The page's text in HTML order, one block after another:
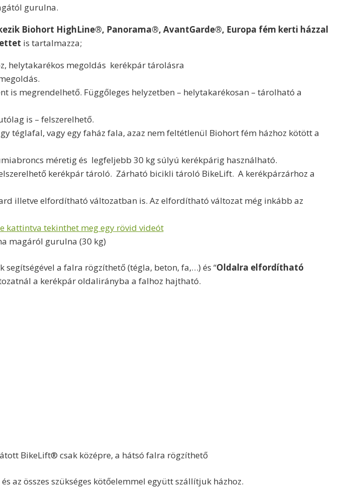
gurulna.
Biohort HighLine®, Panorama®, AvantGarde®, Europa fém kerti házzal
is tartalmazza;
helytakarékos megoldás kerékpár tárolásra
is megrendelhető. Függőleges helyzetben – helytakarékosan – tárolható a
is – felszerelhető.
téglafal, vagy egy faház fala, azaz nem feltétlenül Biohort fém házhoz kötött a
méretig és legfeljebb 30 kg súlyú kerékpárig használható.
kerékpár tároló. Zárható bicikli tároló BikeLift. A kerékpárzárhoz a
illetve elfordítható változatban is. Az elfordítható változat még inkább az
kattintva tekinthet meg egy rövid videót
magáról gurulna (30 kg)
segítségével a falra rögzíthető (tégla, beton, fa,…) és “Oldalra elfordítható
a kerékpároldalirányba a falhoz hajtható.
BikeLift® csak középre, a hátsó falra rögzíthető
az összes szükséges kötőelemmel együtt szállítjuk házhoz.